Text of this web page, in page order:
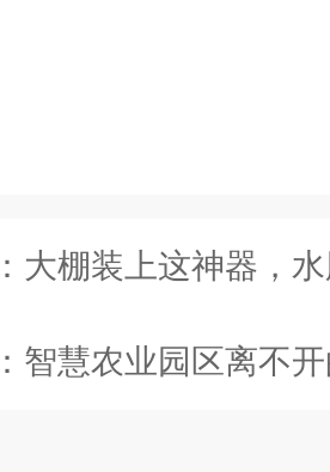
大棚装上这神器，
智慧农业园区离不开的 “气象管家”！